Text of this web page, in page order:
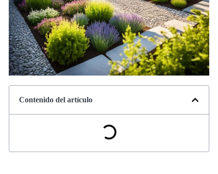
Contenido del artículo